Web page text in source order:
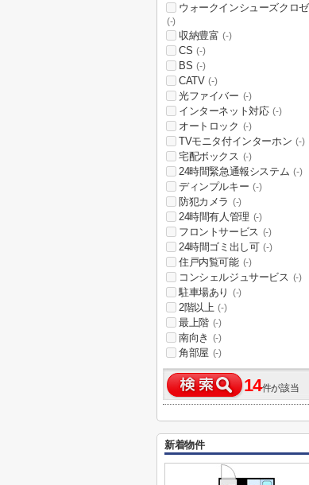
ウォークインシューズクロゼ
(-)
収納豊富 (-)
CS (-)
BS (-)
CATV (-)
光ファイバー (-)
インターネット対応 (-)
オートロック (-)
TVモニタ付インターホン (-)
宅配ボックス (-)
24時間緊急通報システム (-)
ディンプルキー (-)
防犯カメラ (-)
24時間有人管理 (-)
フロントサービス (-)
24時間ゴミ出し可 (-)
住戸内覧可能 (-)
コンシェルジュサービス (-)
駐車場あり (-)
2階以上 (-)
最上階 (-)
南向き (-)
角部屋 (-)
14件が該当
新着物件